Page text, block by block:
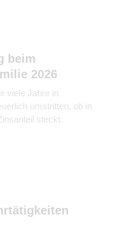
beim
2026
viele Jahre in
umstritten, ob in
steckt.